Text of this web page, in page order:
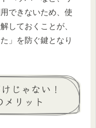
できないため、使
しておくことが、
」を防ぐ鍵となり
じゃない！
リット